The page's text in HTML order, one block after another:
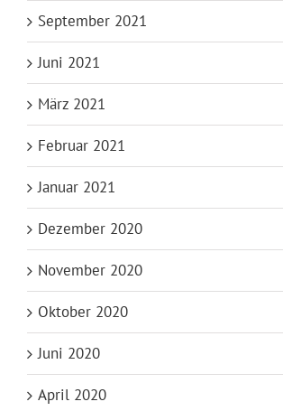
September 2021
Juni 2021
März 2021
Februar 2021
Januar 2021
Dezember 2020
November 2020
Oktober 2020
Juni 2020
April 2020